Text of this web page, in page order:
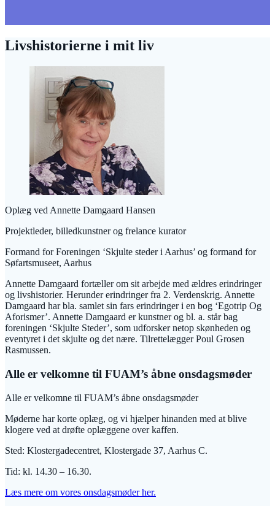
Livshistorierne i mit liv
Oplæg ved Annette Damgaard Hansen
Projektleder, billedkunstner og frelance kurator
Formand for Foreningen ‘Skjulte steder i Aarhus’ og formand for
Søfartsmuseet, Aarhus
Annette Damgaard fortæller om sit arbejde med ældres erindringer
og livshistorier. Herunder erindringer fra 2. Verdenskrig. Annette
Damgaard har bla. samlet sin fars erindringer i en bog ‘Egotrip Og
Aforismer’. Annette Damgaard er kunstner og bl. a. står bag
foreningen ‘Skjulte Steder’, som udforsker netop skønheden og
eventyret i det skjulte og det nære. Tilrettelægger Poul Grosen
Rasmussen.
Alle er velkomne til FUAM’s åbne onsdagsmøder
Alle er velkomne til FUAM’s åbne onsdagsmøder
Møderne har korte oplæg, og vi hjælper hinanden med at blive
klogere ved at drøfte oplæggene over kaffen.
Sted: Klostergadecentret, Klostergade 37, Aarhus C.
Tid: kl. 14.30 – 16.30.
Læs mere om vores onsdagsmøder her.